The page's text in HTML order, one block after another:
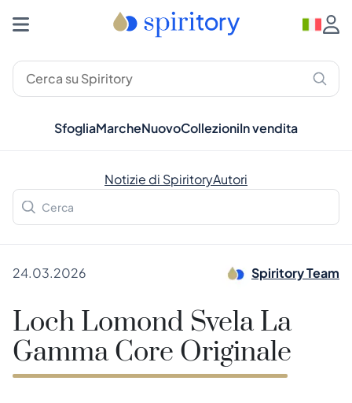
SfogliaMarcheNuovoCollezioniIn vendita
Notizie di SpiritoryAutori
24.03.2026 Spiritory Team
Loch Lomond Svela La
Gamma Core Originale